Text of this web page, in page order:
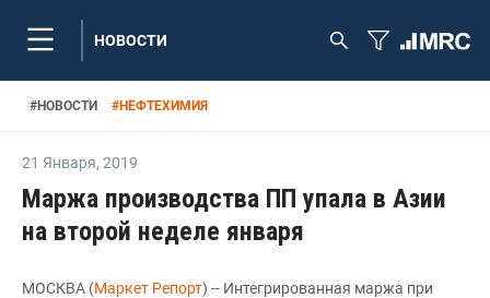
НОВОСТИ
#НОВОСТИ #НЕФТЕХИМИЯ
21 Января, 2019
Маржа производства ПП упала в Азии
на второй неделе января
МОСКВА (Маркет Репорт) -- Интегрированная маржа при